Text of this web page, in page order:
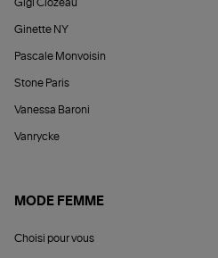
Gigi Clozeau
Ginette NY
Pascale Monvoisin
Stone Paris
Vanessa Baroni
Vanrycke
MODE FEMME
Choisi pour vous